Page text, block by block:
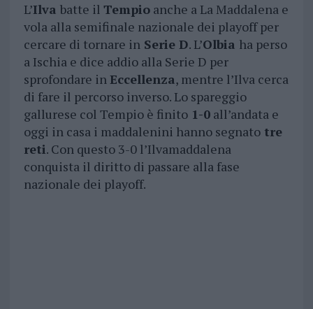
L’Ilva batte il Tempioanche a La Maddalena e
vola alla semifinale nazionale dei playoff per
cercare di tornare inSerie D. L’Olbia ha perso
a Ischia e dice addio alla Serie D per
sprofondare inEccellenza, mentre l’Ilva cerca
di fare il percorso inverso. Lo spareggio
gallurese col Tempio è finito1-0all’andata e
oggi in casa i maddalenini hanno segnatotre
reti. Con questo 3-0 l’Ilvamaddalena
conquista il diritto di passare alla fase
nazionale dei playoff.